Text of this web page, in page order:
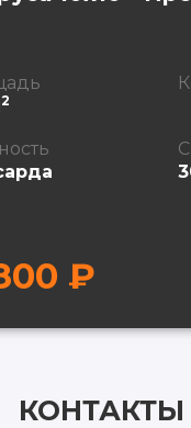
2
₽
КОНТАКТЫ